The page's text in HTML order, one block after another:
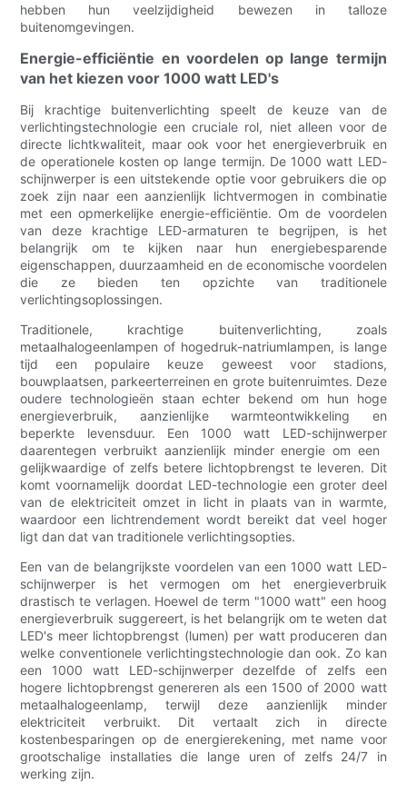
hebben hun veelzijdigheid bewezen in talloze
buitenomgevingen.
Energie-efficiëntie en voordelen op lange termijn
van het kiezen voor 1000 watt LED's
Bij krachtige buitenverlichting speelt de keuze van de
verlichtingstechnologie een cruciale rol, niet alleen voor de
directe lichtkwaliteit, maar ook voor het energieverbruik en
de operationele kosten op lange termijn. De 1000 watt LED-
schijnwerper is een uitstekende optie voor gebruikers die op
zoek zijn naar een aanzienlijk lichtvermogen in combinatie
met een opmerkelijke energie-efficiëntie. Om de voordelen
van deze krachtige LED-armaturen te begrijpen, is het
belangrijk om te kijken naar hun energiebesparende
eigenschappen, duurzaamheid en de economische voordelen
die ze bieden ten opzichte van traditionele
verlichtingsoplossingen.
Traditionele, krachtige buitenverlichting, zoals
metaalhalogeenlampen of hogedruk-natriumlampen, is lange
tijd een populaire keuze geweest voor stadions,
bouwplaatsen, parkeerterreinen en grote buitenruimtes. Deze
oudere technologieën staan ​​echter bekend om hun hoge
energieverbruik, aanzienlijke warmteontwikkeling en
beperkte levensduur. Een 1000 watt LED-schijnwerper
daarentegen verbruikt aanzienlijk minder energie om een ​​
gelijkwaardige of zelfs betere lichtopbrengst te leveren. Dit
komt voornamelijk doordat LED-technologie een groter deel
van de elektriciteit omzet in licht in plaats van in warmte,
waardoor een lichtrendement wordt bereikt dat veel hoger
ligt dan dat van traditionele verlichtingsopties.
Een van de belangrijkste voordelen van een 1000 watt LED-
schijnwerper is het vermogen om het energieverbruik
drastisch te verlagen. Hoewel de term "1000 watt" een hoog
energieverbruik suggereert, is het belangrijk om te weten dat
LED's meer lichtopbrengst (lumen) per watt produceren dan
welke conventionele verlichtingstechnologie dan ook. Zo kan
een 1000 watt LED-schijnwerper dezelfde of zelfs een
hogere lichtopbrengst genereren als een 1500 of 2000 watt
metaalhalogeenlamp, terwijl deze aanzienlijk minder
elektriciteit verbruikt. Dit vertaalt zich in directe
kostenbesparingen op de energierekening, met name voor
grootschalige installaties die lange uren of zelfs 24/7 in
werking zijn.